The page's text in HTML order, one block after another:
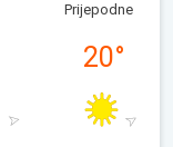
Prijepodne
20°